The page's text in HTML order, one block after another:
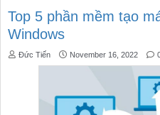
Top 5 phần mềm tạo
Windows
Đức Tiến November 16, 2022